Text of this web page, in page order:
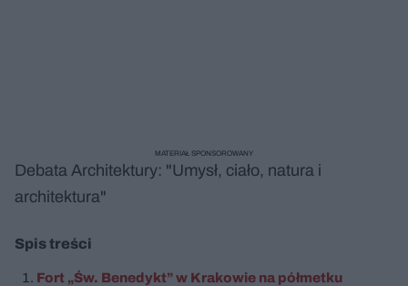
Debata Architektury: "Umysł, ciało, natura i
architektura"
MATERIAŁ SPONSOROWANY
Spis treści
Fort „Św. Benedykt” w Krakowie na półmetku